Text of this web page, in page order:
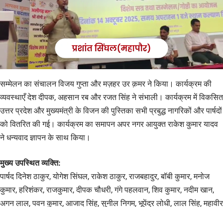
सम्मेलन का संचालन विजय गुप्ता और मज़हर उर क़मर ने किया। कार्यक्रम की
व्यवस्थाएँ देश दीपक, अहसान रब और रजत सिंह ने संभाली। कार्यक्रम में विकसित
उत्तर प्रदेश और मुख्यमंत्री के विजन की पुस्तिका सभी प्रबुद्ध नागरिकों और पार्षदों
को वितरित की गई। कार्यक्रम का समापन अपर नगर आयुक्त राकेश कुमार यादव
ने धन्यवाद ज्ञापन के साथ किया।
मुख्य उपस्थित व्यक्ति:
पार्षद दिनेश ठाकुर, योगेश सिंघल, राकेश ठाकुर, राजबहादुर, बॉबी कुमार, मनोज
कुमार, हरिशंकर, राजकुमार, दीपक चौधरी, गंगे पहलवान, शिव कुमार, नदीम खान,
अगन लाल, पवन कुमार, आजाद सिंह, सुनील निगम, भूपेंद्र लोधी, लाल सिंह, महावीर